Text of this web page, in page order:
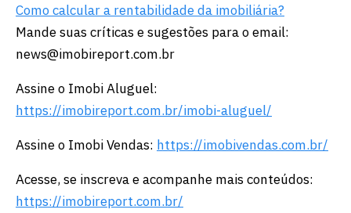
Como calcular a rentabilidade da imobiliária?
Mande suas críticas e sugestões para o email:
news@imobireport.com.br
Assine o Imobi Aluguel:
https://imobireport.com.br/imobi-aluguel/
Assine o Imobi Vendas: https://imobivendas.com.br/
Acesse, se inscreva e acompanhe mais conteúdos:
https://imobireport.com.br/